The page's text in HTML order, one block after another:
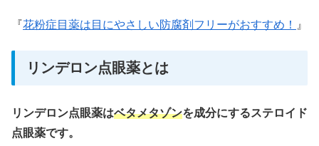
『花粉症目薬は目にやさしい防腐剤フリーがおすすめ！ 』
リンデロン点眼薬とは
リンデロン点眼薬はベタメタゾンを成分にするステロイド
点眼薬です。